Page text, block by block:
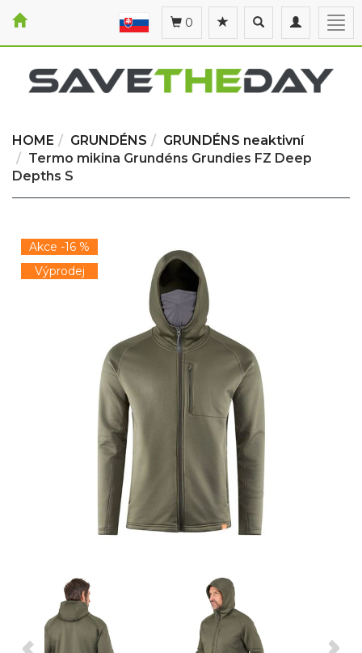
Toggle
navigation
Toggle
search
0
HOME GRUNDÉNS
GRUNDÉNS neaktivní
Termo mikina Grundéns Grundies FZ Deep
Depths S
Akce -16 %
Výprodej